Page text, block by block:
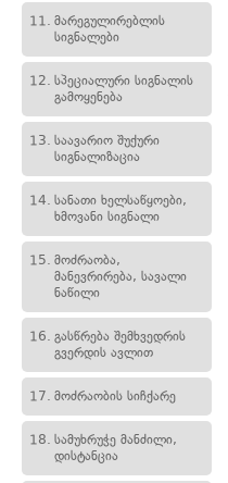
11. მარეგულირებლის
სიგნალები
12. სპეციალური სიგნალის
გამოყენება
13. საავარიო შუქური
სიგნალიზაცია
14. სანათი ხელსაწყოები,
ხმოვანი სიგნალი
15. მოძრაობა,
მანევრირება, სავალი
ნაწილი
16. გასწრება შემხვედრის
გვერდის ავლით
17. მოძრაობის სიჩქარე
18. სამუხრუჭე მანძილი,
დისტანცია